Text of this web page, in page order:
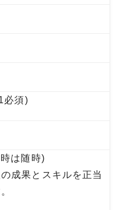
必須)
は随時)
成果とスキルを正当